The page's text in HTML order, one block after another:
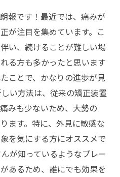
報です！最近では、痛みが
が注目を集めています。こ
い、続けることが難しい場
る方も多かったと思います
ことで、かなりの進歩が見
い方法は、従来の矯正装置
みも少ないため、大勢の
ます。特に、外見に敏感な
を気にする方にオススメで
が知っているようなブレー
あるため、誰にでも効果を